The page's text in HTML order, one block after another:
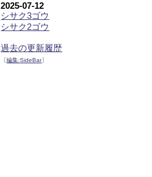
2025-07-12
シサク3ゴウ
シサク2ゴウ
過去の更新履歴
〔編集:SideBar〕